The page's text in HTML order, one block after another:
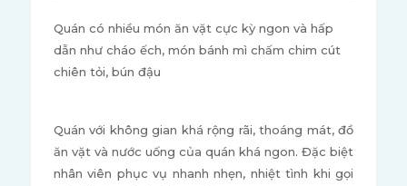
Quán có nhiều món ăn vặt cực kỳ ngon và hấp
dẫn như cháo ếch, món bánh mì chấm chim cút
chiên tỏi, bún đậu
Quán với không gian khá rộng rãi, thoáng mát, đồ
ăn vặt và nước uống của quán khá ngon. Đặc biệt
nhân viên phục vụ nhanh nhẹn, nhiệt tình khi gọi